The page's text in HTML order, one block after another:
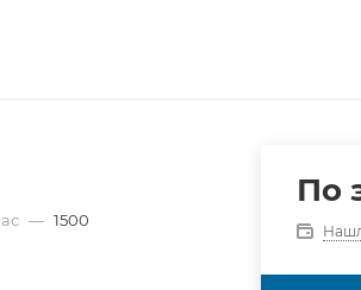
— 1500
По